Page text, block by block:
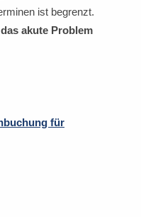
ist begrenzt.
akute Problem
für